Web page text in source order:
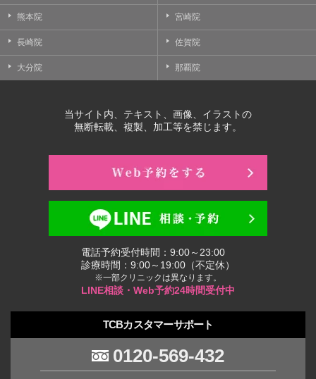
熊本院 宮崎院
長崎院 佐賀院
大分院 那覇院
当サイト内、テキスト、画像、イラストの
無断転載、複製、加工等を禁じます。
電話予約受付時間：9:00～23:00
診療時間：9:00～19:00（不定休）
※一部クリニックは異なります。
LINE相談・Web予約24時間受付中
TCBカスタマーサポート
0120-569-432